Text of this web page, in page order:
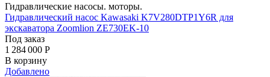
Гидравлические насосы. моторы.
Гидравлический насос Kawasaki K7V280DTP1Y6R для
экскаватора Zoomlion ZE730EK-10
Под заказ
1 284 000 Р
В корзину
Добавлено